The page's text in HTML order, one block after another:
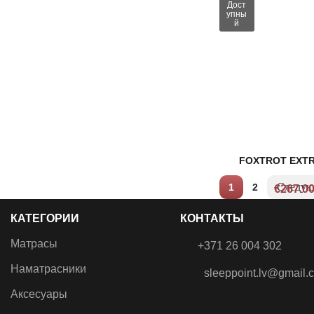
Дост
упны
й
FOXTROT
€
1 2
КАТЕГОРИИ
Матрасы
Наматрасники
Аксесуары
КОНТАКТЫ
+371 26 004 302